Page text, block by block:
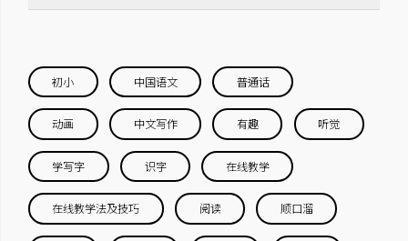
初小 中国语文 普通话
动画 中文写作 有趣 听觉
学写字 识字 在线教学
在线教学法及技巧 阅读 顺口溜